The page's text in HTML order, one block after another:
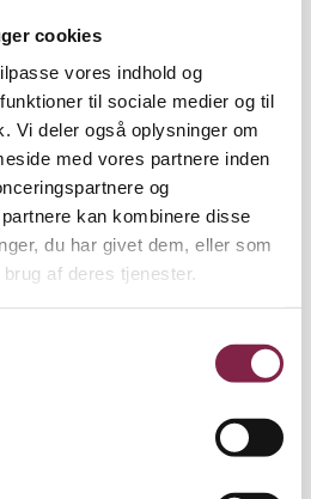
cookies
vores indhold og
til sociale medier og til
Vi deler også oplysninger om
med vores partnere inden
og
kan kombinere disse
du har givet dem, eller som
af deres tjenester.
i institutionen er
de følelsesmæssige krav,
og oplyser, at BUPL nu er i
galt med systemet,
arbejdsmiljøproblemer i
taler anderledes om
end man gør
arbejdsmiljø- og